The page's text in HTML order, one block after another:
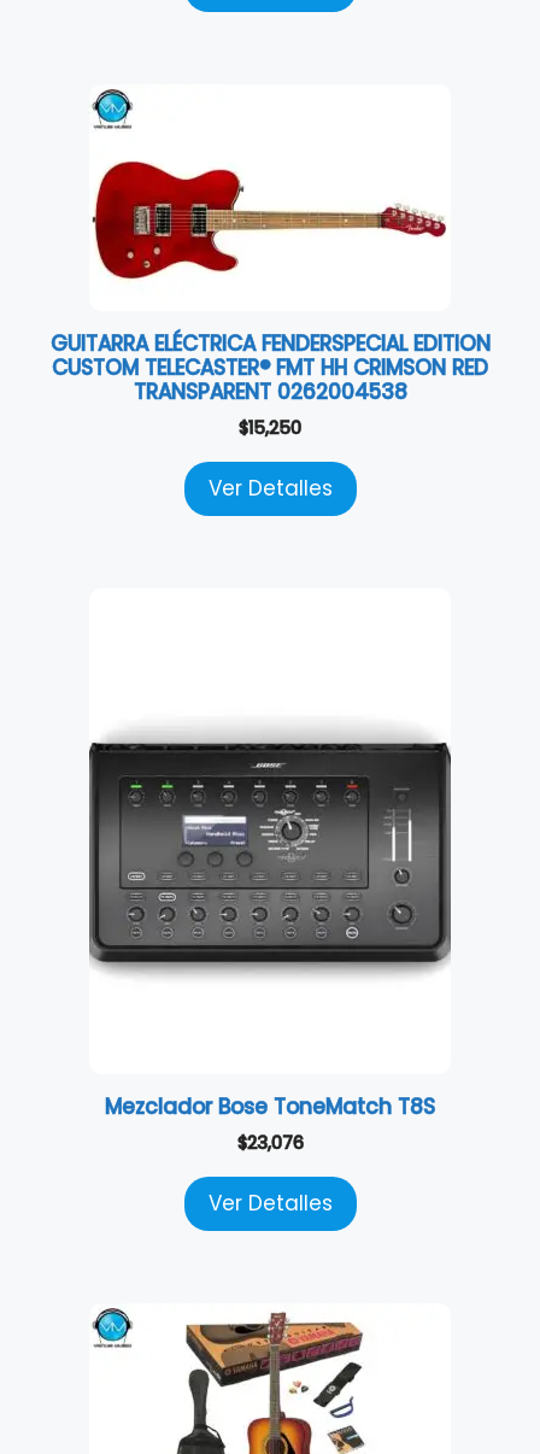
GUITARRA ELÉCTRICA FENDERSPECIAL EDITION
CUSTOM TELECASTER® FMT HH CRIMSON RED
TRANSPARENT 0262004538
$15,250
Ver Detalles
Mezclador Bose ToneMatch T8S
$23,076
Ver Detalles